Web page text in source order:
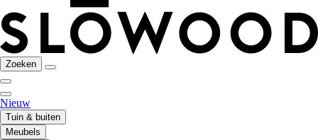
Zoeken
Nieuw
Tuin & buiten
Meubels